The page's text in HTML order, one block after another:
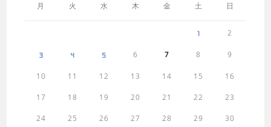
月 火 水 木 金 土 日
1 2
3 4 5 6 7 8 9
10 11 12 13 14 15 16
17 18 19 20 21 22 23
24 25 26 27 28 29 30